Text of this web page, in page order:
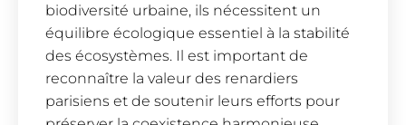
biodiversité urbaine, ils nécessitent un
équilibre écologique essentiel à la stabilité
des écosystèmes. Il est important de
reconnaître la valeur des renardiers
parisiens et de soutenir leurs efforts pour